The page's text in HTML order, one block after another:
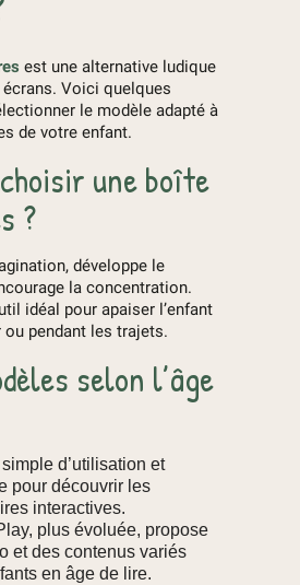
est une alternative ludique
Voici quelques
le modèle adapté à
de votre enfant.
une boîte
?
développe le
la concentration.
idéal pour apaiser l’enfant
pendant les trajets.
selon l’âge
d’utilisation et
pour découvrir les
interactives.
plus évoluée, propose
et des contenus variés
en âge de lire.